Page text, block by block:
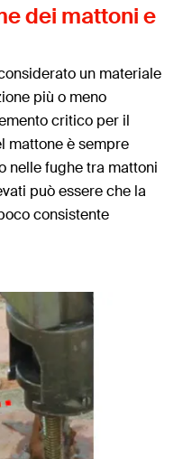
dei mattoni e
un materiale
più o meno
critico per il
mattone è sempre
nelle fughe tra mattoni
può essere che la
consistente